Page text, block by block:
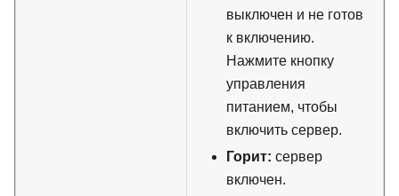
выключен и не готов
к включению.
Нажмите кнопку
управления
питанием, чтобы
включить сервер.
Горит: сервер
включен.